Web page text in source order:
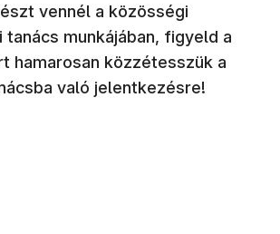
vennél a közösségi
munkájában, figyeld a
hamarosan közzétesszük a
való jelentkezésre!